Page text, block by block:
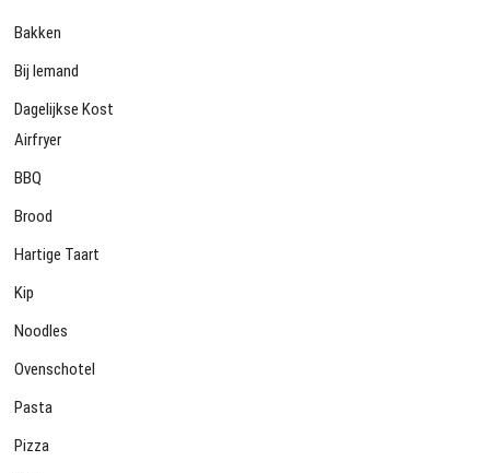
Bakken
Bij Iemand
Dagelijkse Kost
Airfryer
BBQ
Brood
Hartige Taart
Kip
Noodles
Ovenschotel
Pasta
Pizza